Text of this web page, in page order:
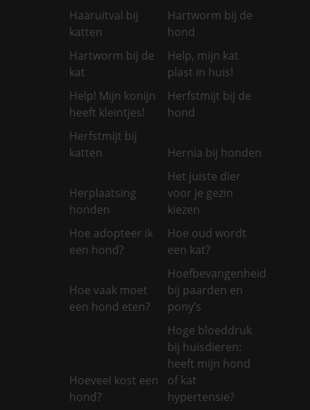
Haaruitval bij
katten
Hartworm bij de
hond
Hartworm bij de
kat
Help, mijn kat
plast in huis!
Help! Mijn konijn
heeft kleintjes!
Herfstmijt bij de
hond
Herfstmijt bij
katten
Hernia bij honden
Herplaatsing
honden
Het juiste dier
voor je gezin
kiezen
Hoe adopteer ik
een hond?
Hoe oud wordt
een kat?
Hoe vaak moet
een hond eten?
Hoefbevangenheid
bij paarden en
pony’s
Hoeveel kost een
hond?
Hoge bloeddruk
bij huisdieren:
heeft mijn hond
of kat
hypertensie?